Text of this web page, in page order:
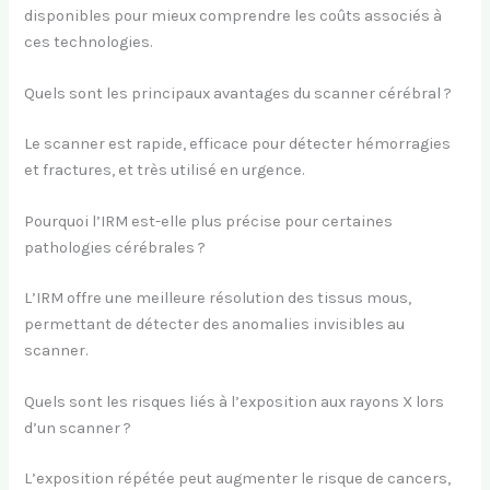
disponibles pour mieux comprendre les coûts associés à
ces technologies.
Quels sont les principaux avantages du scanner cérébral ?
Le scanner est rapide, efficace pour détecter hémorragies
et fractures, et très utilisé en urgence.
Pourquoi l’IRM est-elle plus précise pour certaines
pathologies cérébrales ?
L’IRM offre une meilleure résolution des tissus mous,
permettant de détecter des anomalies invisibles au
scanner.
Quels sont les risques liés à l’exposition aux rayons X lors
d’un scanner ?
L’exposition répétée peut augmenter le risque de cancers,